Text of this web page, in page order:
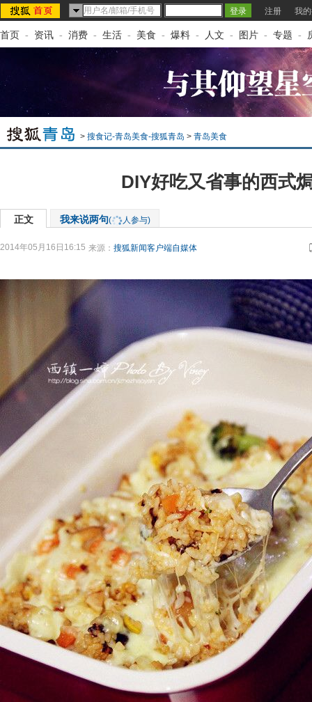
注册 我
首页 - 资讯 - 消费 - 生活 - 美食 - 爆料 - 人文 - 图片 - 专题 -
> 搜食记-青岛美食-搜狐青岛 > 青岛美食
DIY好吃又省事的西式
正文 我来说两句( 人参与)
2014年05月16日16:15 来源： 搜狐新闻客户端自媒体